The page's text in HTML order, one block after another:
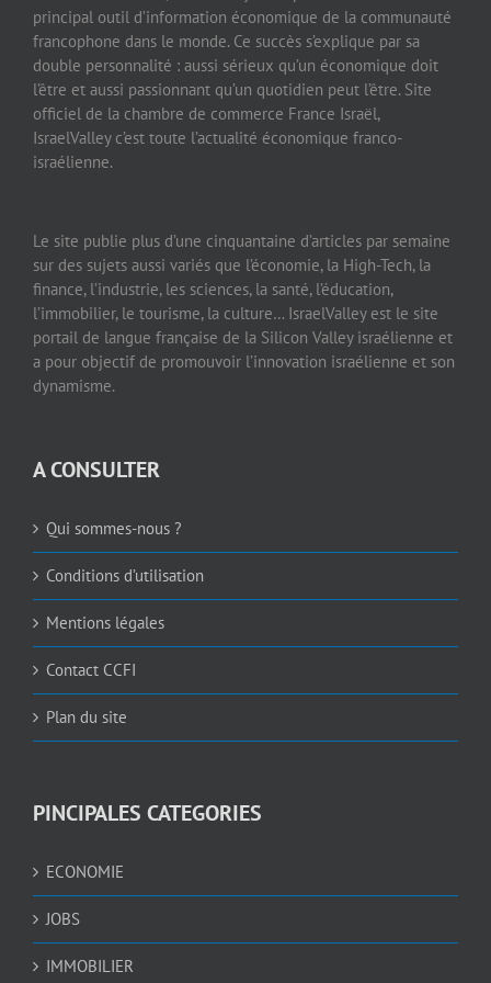
principal outil d’information économique de la communauté
francophone dans le monde. Ce succès s’explique par sa
double personnalité : aussi sérieux qu’un économique doit
l’être et aussi passionnant qu’un quotidien peut l’être. Site
officiel de la chambre de commerce France Israël,
IsraelValley c’est toute l’actualité économique franco-
israélienne.
Le site publie plus d’une cinquantaine d’articles par semaine
sur des sujets aussi variés que l’économie, la High-Tech, la
finance, l’industrie, les sciences, la santé, l’éducation,
l’immobilier, le tourisme, la culture… IsraelValley est le site
portail de langue française de la Silicon Valley israélienne et
a pour objectif de promouvoir l’innovation israélienne et son
dynamisme.
A CONSULTER
Qui sommes-nous ?
Conditions d’utilisation
Mentions légales
Contact CCFI
Plan du site
PINCIPALES CATEGORIES
ECONOMIE
JOBS
IMMOBILIER